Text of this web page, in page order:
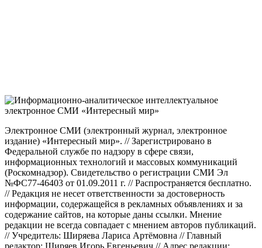
Электронное СМИ (электронный журнал, электронное
издание) «Интересный мир». // Зарегистрировано в
Федеральной службе по надзору в сфере связи,
информационных технологий и массовых коммуникаций
(Роскомнадзор). Свидетельство о регистрации СМИ Эл
№ФС77-46403 от 01.09.2011 г. // Распространяется бесплатно.
// Редакция не несет ответственности за достоверность
информации, содержащейся в рекламных объявлениях и за
содержание сайтов, на которые даны ссылки. Мнение
редакции не всегда совпадает с мнением авторов публикаций.
// Учредитель: Ширяева Лариса Артёмовна // Главный
редактор: Ширяев Игорь Евгеньевич // Адрес редакции: